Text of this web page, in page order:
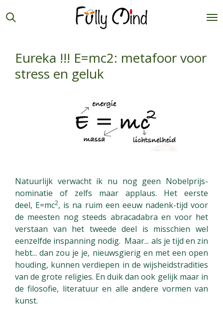
direct
hoofdinhoud
Eureka !!! E=mc2: metafoor voor
stress en geluk
Natuurlijk verwacht ik nu nog geen Nobelprijs-
nominatie of zelfs maar applaus. Het eerste
deel, E=mc2, is na ruim een eeuw nadenk-tijd voor
de meesten nog steeds abracadabra en voor het
verstaan van het tweede deel is misschien wel
eenzelfde inspanning nodig. Maar... als je tijd en zin
hebt... dan zou je je, nieuwsgierig en met een open
houding, kunnen verdiepen in de wijsheidstradities
van de grote religies. En duik dan ook gelijk maar in
de filosofie, literatuur en alle andere vormen van
kunst.